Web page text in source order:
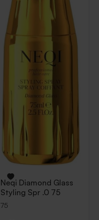
Neqi Diamond Glass
Styling Spr .0 75
75